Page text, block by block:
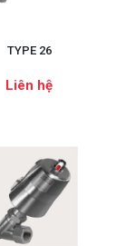
TYPE 26
Liên hệ